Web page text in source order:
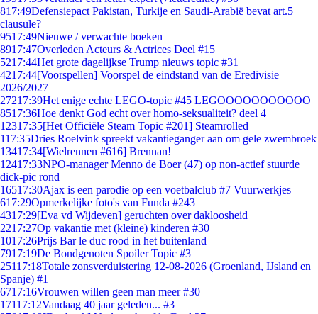
817:49Defensiepact Pakistan, Turkije en Saudi-Arabië bevat art.5
clausule?
9517:49Nieuwe / verwachte boeken
8917:47Overleden Acteurs & Actrices Deel #15
5217:44Het grote dagelijkse Trump nieuws topic #31
4217:44[Voorspellen] Voorspel de eindstand van de Eredivisie
2026/2027
27217:39Het enige echte LEGO-topic #45 LEGOOOOOOOOOOO
8517:36Hoe denkt God echt over homo-seksualiteit? deel 4
12317:35[Het Officiële Steam Topic #201] Steamrolled
117:35Dries Roelvink spreekt vakantieganger aan om gele zwembroek
13417:34[Wielrennen #616] Brennan!
12417:33NPO-manager Menno de Boer (47) op non-actief stuurde
dick-pic rond
16517:30Ajax is een parodie op een voetbalclub #7 Vuurwerkjes
617:29Opmerkelijke foto's van Funda #243
4317:29[Eva vd Wijdeven] geruchten over dakloosheid
2217:27Op vakantie met (kleine) kinderen #30
1017:26Prijs Bar le duc rood in het buitenland
7917:19De Bondgenoten Spoiler Topic #3
25117:18Totale zonsverduistering 12-08-2026 (Groenland, IJsland en
Spanje) #1
6717:16Vrouwen willen geen man meer #30
17117:12Vandaag 40 jaar geleden... #3